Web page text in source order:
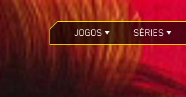
JOGOS SÉRIES